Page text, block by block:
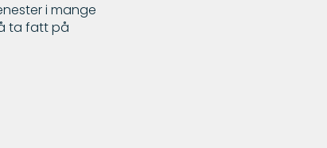
i mange
ta fatt på